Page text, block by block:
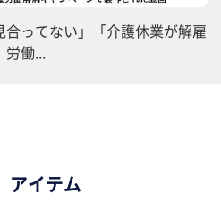
合ってない」「介護休業が解雇
働...
アイテム